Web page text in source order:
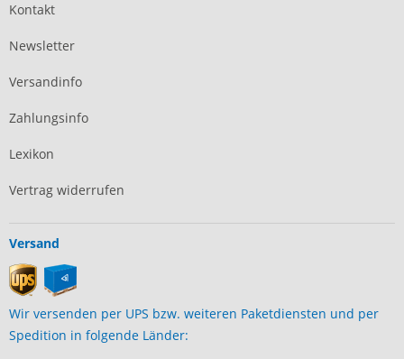
Kontakt
Newsletter
Versandinfo
Zahlungsinfo
Lexikon
Vertrag widerrufen
Versand
Wir versenden per UPS bzw. weiteren Paketdiensten und per
Spedition in folgende Länder: